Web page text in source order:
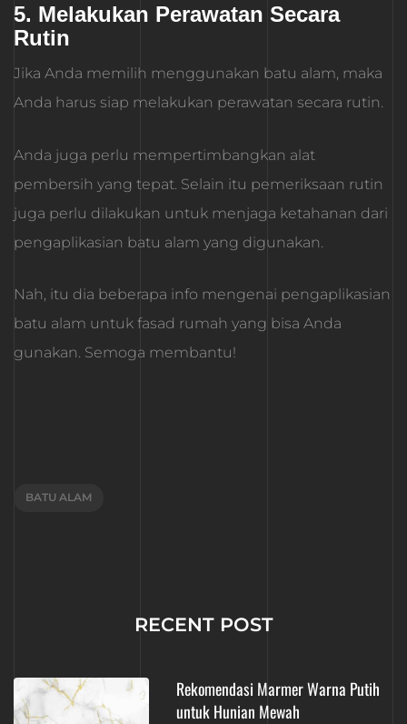
5. Melakukan Perawatan Secara
Rutin
Jika Anda memilih menggunakan batu alam, maka
Anda harus siap melakukan perawatan secara rutin.
Anda juga perlu mempertimbangkan alat
pembersih yang tepat. Selain itu pemeriksaan rutin
juga perlu dilakukan untuk menjaga ketahanan dari
pengaplikasian batu alam yang digunakan.
Nah, itu dia beberapa info mengenai pengaplikasian
batu alam untuk fasad rumah yang bisa Anda
gunakan. Semoga membantu!
BATU ALAM
RECENT POST
Rekomendasi Marmer Warna Putih
untuk Hunian Mewah